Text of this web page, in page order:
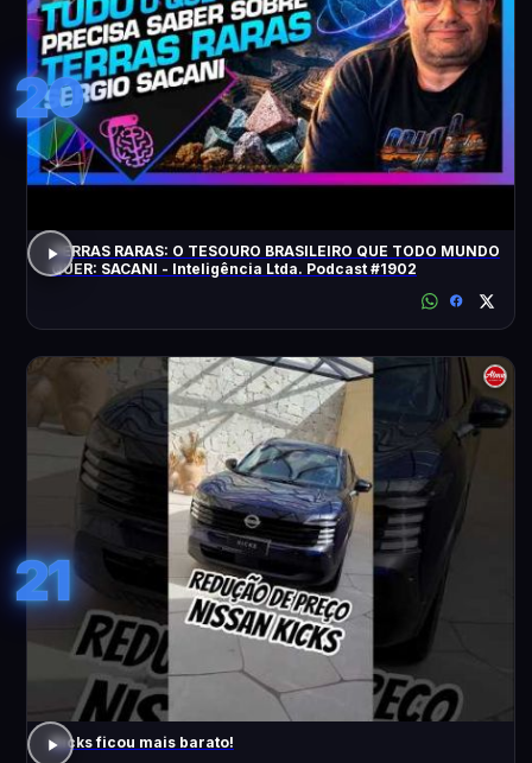
20
TERRAS RARAS: O TESOURO BRASILEIRO QUE TODO MUNDO
QUER: SACANI - Inteligência Ltda. Podcast #1902
21
Kicks ficou mais barato!